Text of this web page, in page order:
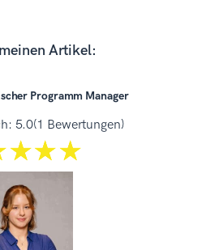
Artikel:
Programm Manager
5.0(1 Bewertungen)